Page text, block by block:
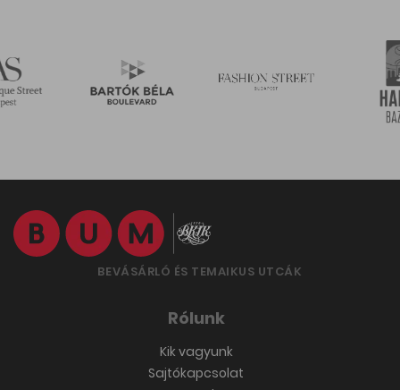
BEVÁSÁRLÓ ÉS TEMAIKUS UTCÁK
Rólunk
Kik vagyunk
Sajtókapcsolat